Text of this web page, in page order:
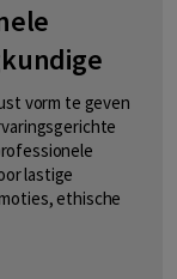
vorm te geven
lastige
ethische